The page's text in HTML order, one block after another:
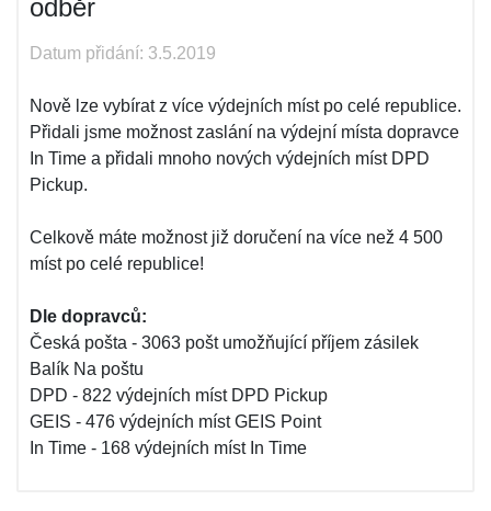
odběr
Datum přidání: 3.5.2019
Nově lze vybírat z více výdejních míst po celé republice.
Přidali jsme možnost zaslání na výdejní místa dopravce
In Time a přidali mnoho nových výdejních míst DPD
Pickup.
Celkově máte možnost již doručení na více než 4 500
míst po celé republice!
Dle dopravců:
Česká pošta - 3063 pošt umožňující příjem zásilek
Balík Na poštu
DPD - 822 výdejních míst DPD Pickup
GEIS - 476 výdejních míst GEIS Point
In Time - 168 výdejních míst In Time